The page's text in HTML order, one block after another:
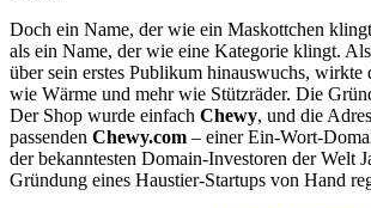
Doch ein Name, der wie ein Maskottchen
als ein Name, der wie eine Kategorie klingt.
über sein erstes Publikum hinauswuchs, wirkte
wie Wärme und mehr wie Stützräder. Die
Der Shop wurde einfach Chewy, und die
passenden Chewy.com – einer Ein-Wort-
der bekanntesten Domain-Investoren der Welt
Gründung eines Haustier-Startups von Hand